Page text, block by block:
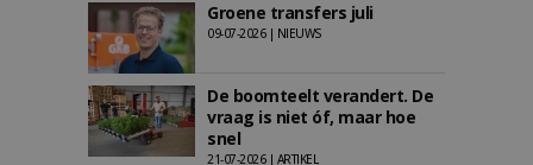
Groene transfers juli
09-07-2026 | NIEUWS
De boomteelt verandert. De
vraag is niet óf, maar hoe
snel
21-07-2026 | ARTIKEL